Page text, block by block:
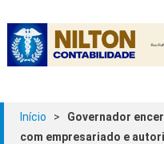
Início >
Governador
com empresariado e